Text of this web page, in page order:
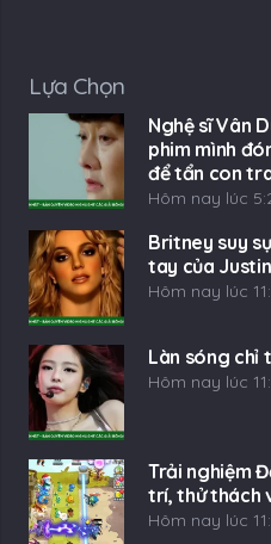
Lựa Chọn
Nghệ sĩ Vân
phim mình
để tẩn con
Hôm nay lúc
Britney suy
tay của
Hôm nay lúc
Làn sóng chỉ
Hôm nay lúc
Trải nghiệm
trí, thử thách
Hôm nay lúc